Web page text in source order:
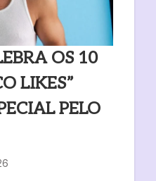
OS 10
LIKES”
PELO